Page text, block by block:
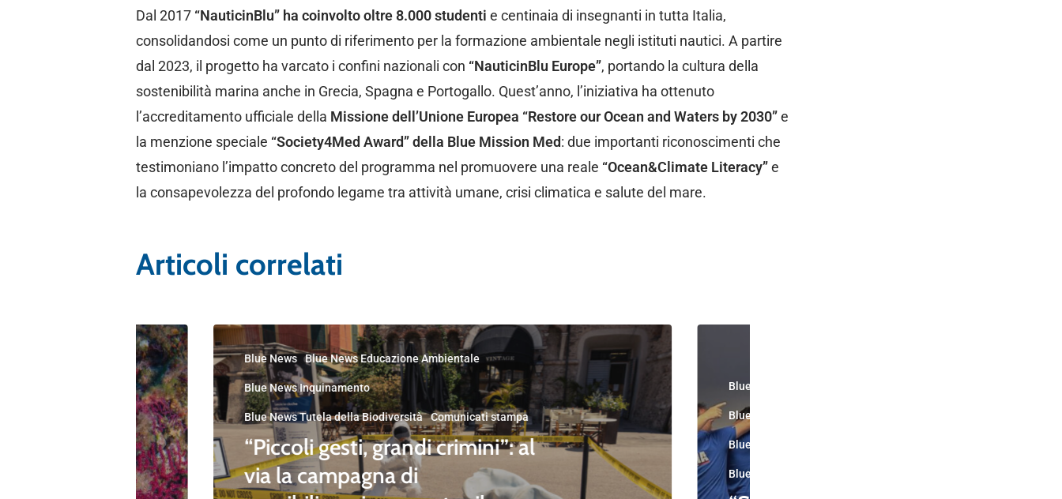
Dal 2017 “NauticinBlu” ha coinvolto oltre 8.000 studenti e centinaia di insegnanti in tutta Italia,
consolidandosi come un punto di riferimento per la formazione ambientale negli istituti nautici. A partire
dal 2023, il progetto ha varcato i confini nazionali con “NauticinBlu Europe”, portando la cultura della
sostenibilità marina anche in Grecia, Spagna e Portogallo. Quest’anno, l’iniziativa ha ottenuto
l’accreditamento ufficiale della Missione dell’Unione Europea “Restore our Ocean and Waters by 2030”e
la menzione speciale “Society4Med Award” della Blue Mission Med: due importanti riconoscimenti che
testimoniano l’impatto concreto del programma nel promuovere una reale “Ocean&Climate Literacy”e
la consapevolezza del profondo legame tra attività umane, crisi climatica e salute del mare.
Articoli correlati
Blue News Blue News Educazione Ambientale
Blue News Inquinamento
Blue News Tutela della Biodiversità Comunicati stampa
“Piccoli gesti, grandi crimini”: al
via la campagna di
Blue News
Blue News Educazione Ambientale
Blue News Politiche Ambientali
Blue News Tutela della Biodiversità